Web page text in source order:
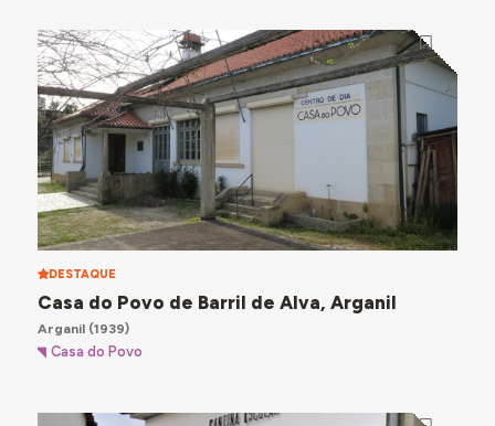
DESTAQUE
Casa do Povo de Barril de Alva, Arganil
Arganil(1939)
Casa do Povo